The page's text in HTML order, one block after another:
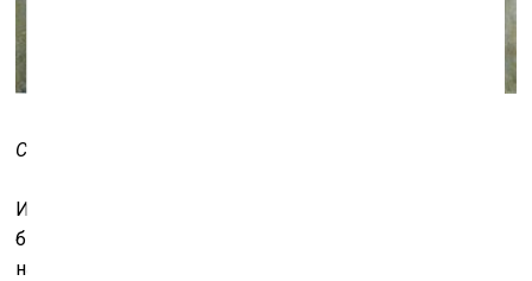
Соломон Россин. Девочка и книга. 1993
Искусство Россина может пониматься и как
биографический рассказ: это история человека,
нашедшего в искусстве выход из под тотального